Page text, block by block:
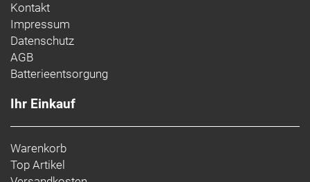
Kontakt
Impressum
Datenschutz
AGB
Batterieentsorgung
Ihr Einkauf
Warenkorb
Top Artikel